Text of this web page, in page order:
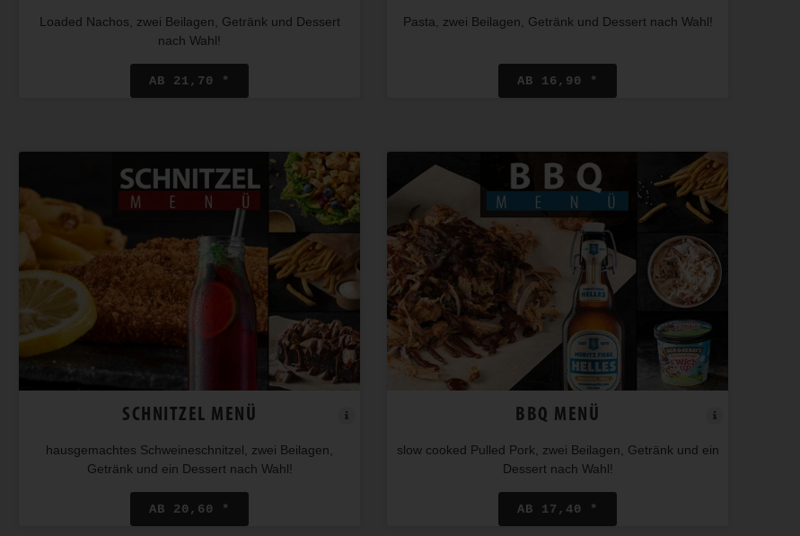
Loaded Nachos, zwei Beilagen, Getränk und Dessert
nach Wahl!
AB 21,70 *
Pasta, zwei Beilagen, Getränk und Dessert nach Wahl!
AB 16,90 *
SCHNITZEL MENÜ
hausgemachtes Schweineschnitzel, zwei Beilagen,
Getränk und ein Dessert nach Wahl!
AB 20,60 *
BBQ MENÜ
slow cooked Pulled Pork, zwei Beilagen, Getränk und ein
Dessert nach Wahl!
AB 17,40 *